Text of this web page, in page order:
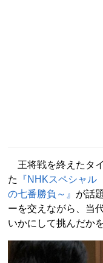
王将戦を終えたタ
た
『NHKスペシャ
の七番勝負～』 が話
ーを交えながら、当
いかにして挑んだか